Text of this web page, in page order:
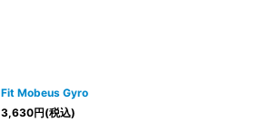
Fit Mobeus Gyro
3,630円(税込)